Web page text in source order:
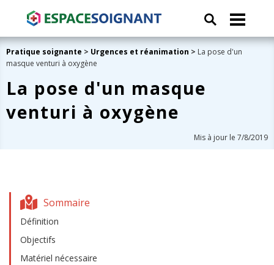
Pratique soignante > Urgences et réanimation > La pose d'un
masque venturi à oxygène
La pose d'un masque
venturi à oxygène
Mis à jour le 7/8/2019
Sommaire
Définition
Objectifs
Matériel nécessaire